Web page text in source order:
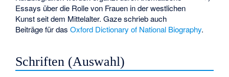
Essays über die Rolle von Frauen in der westlichen
Kunst seit dem Mittelalter. Gaze schrieb auch
Beiträge für dasOxford Dictionary of National Biography.
Schriften (Auswahl)